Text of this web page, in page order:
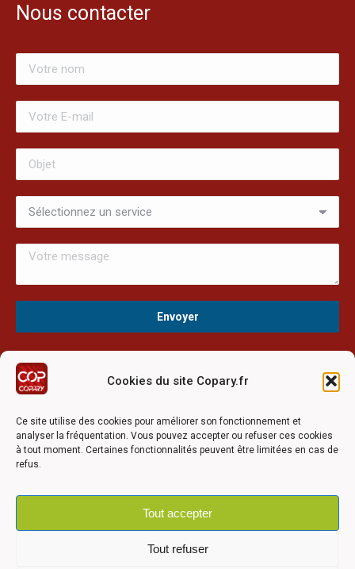
Cookies du site Copary.fr
Ce site utilise des cookies pour améliorer son fonctionnement et
analyser la fréquentation. Vous pouvez accepter ou refuser ces cookies
à tout moment. Certaines fonctionnalités peuvent être limitées en cas de
refus.
Tout accepter
Tout refuser
Nous contacter
Ce site a été réalisé avec le soutien financier de l'Union
Pays Barrois